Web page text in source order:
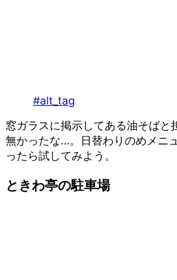
#alt_tag
窓ガラスに掲示してある油そばと
無かったな…。日替わりのめメニ
ったら試してみよう。
ときわ亭の駐車場